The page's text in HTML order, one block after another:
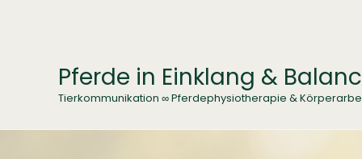
Pferde in Einklang &
Tierkommunikation ∞ Pferdephysiotherapie &